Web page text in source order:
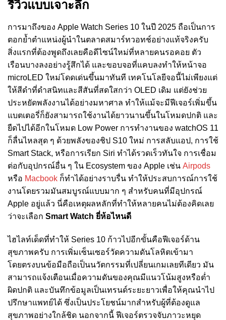
รีวิวแบบเจาะลึก
การมาถึงของ Apple Watch Series 10 ในปี 2025 ถือเป็นการ
ตอกย้ำตำแหน่งผู้นำในตลาดสมาร์ทวอทช์อย่างแท้จริงครับ
สิ่งแรกที่ต้องพูดถึงเลยคือดีไซน์ใหม่ที่หลายคนรอคอย ตัว
เรือนบางลงอย่างรู้สึกได้ และขอบจอที่แคบลงทำให้หน้าจอ
microLED ใหม่โดดเด่นขึ้นมาทันที เทคโนโลยีจอนี้ไม่เพียงแต่
ให้สีดำที่ดำสนิทและสีสันที่สดใสกว่า OLED เดิม แต่ยังช่วย
ประหยัดพลังงานได้อย่างมหาศาล ทำให้แม้จะมีฟีเจอร์เพิ่มขึ้น
แบตเตอรี่ก็ยังสามารถใช้งานได้ยาวนานขึ้นในโหมดปกติ และ
ยืดไปได้อีกในโหมด Low Power การทำงานของ watchOS 11
ก็ลื่นไหลสุด ๆ ด้วยพลังของชิป S10 ใหม่ การสลับแอป, การใช้
Smart Stack, หรือการเรียก Siri ทำได้รวดเร็วทันใจ การเชื่อม
ต่อกับอุปกรณ์อื่น ๆ ใน Ecosystem ของ Apple เช่น Airpods
หรือ Macbook ก็ทำได้อย่างราบรื่น ทำให้ประสบการณ์การใช้
งานโดยรวมมันสมบูรณ์แบบมาก ๆ สำหรับคนที่มีอุปกรณ์
Apple อยู่แล้ว นี่คือเหตุผลหลักที่ทำให้หลายคนไม่ต้องคิดเลย
ว่าจะเลือก Smart Watch ยี่ห้อไหนดี
ไฮไลท์เด็ดที่ทำให้ Series 10 ก้าวไปอีกขั้นคือฟีเจอร์ด้าน
สุขภาพครับ การเพิ่มเซ็นเซอร์วัดความดันโลหิตเข้ามา
โดยตรงบนข้อมือถือเป็นนวัตกรรมที่เปลี่ยนเกมเลยทีเดียว มัน
สามารถแจ้งเตือนเมื่อความดันของคุณมีแนวโน้มสูงหรือต่ำ
ผิดปกติ และบันทึกข้อมูลเป็นเทรนด์ระยะยาวเพื่อให้คุณนำไป
ปรึกษาแพทย์ได้ ซึ่งเป็นประโยชน์มากสำหรับผู้ที่ต้องดูแล
สุขภาพอย่างใกล้ชิด นอกจากนี้ ฟีเจอร์ตรวจจับภาวะหยุด